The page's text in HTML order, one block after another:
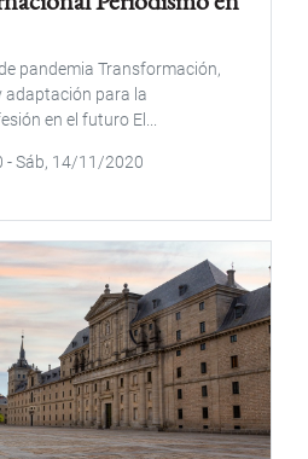
pandemia Transformación,
adaptación para la
en el futuro El...
-Sáb, 14/11/2020